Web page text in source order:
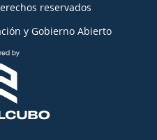
reservados
y Gobierno Abierto